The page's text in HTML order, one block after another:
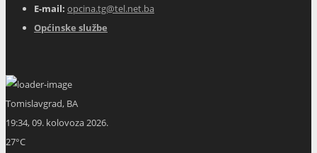
E-mail: opcina.tg@tel.net.ba
Općinske službe
Tomislavgrad, BA
19:34,09. kolovoza 2026.
27°C